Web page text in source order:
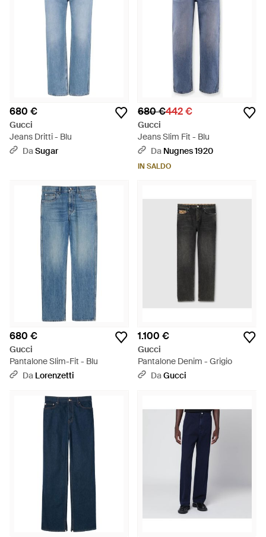
680 €
Gucci
Jeans Dritti - Blu
DaSugar
680 €442 €
Gucci
Jeans Slim Fit - Blu
Da Nugnes 1920
IN SALDO
680 €
Gucci
Pantalone Slim-Fit - Blu
Da Lorenzetti
1.100 €
Gucci
Pantalone Denim - Grigio
DaGucci